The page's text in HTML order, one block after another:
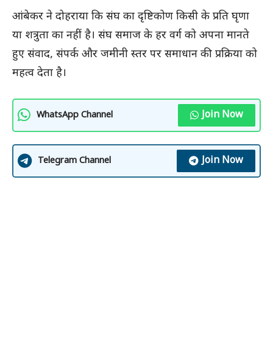
आंबेकर ने दोहराया कि संघ का दृष्टिकोण किसी के प्रति घृणा
या शत्रुता का नहीं है। संघ समाज के हर वर्ग को अपना मानते
हुए संवाद, संपर्क और जमीनी स्तर पर समाधान की प्रक्रिया को
महत्व देता है।
WhatsApp Channel Join Now
Telegram Channel Join Now